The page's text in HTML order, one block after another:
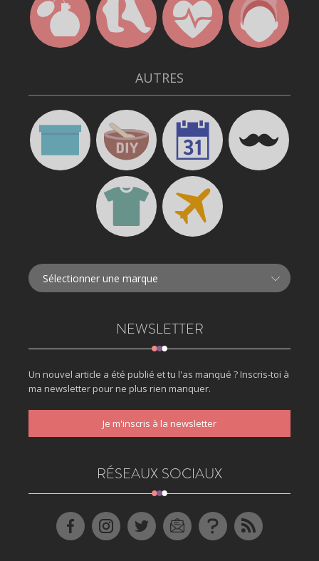
AUTRES
NEWSLETTER
Un nouvel article a été publié et tu l'as manqué ? Inscris-toi à
ma newsletter pour ne plus rien manquer.
Je m'inscris à la newsletter
RÉSEAUX SOCIAUX